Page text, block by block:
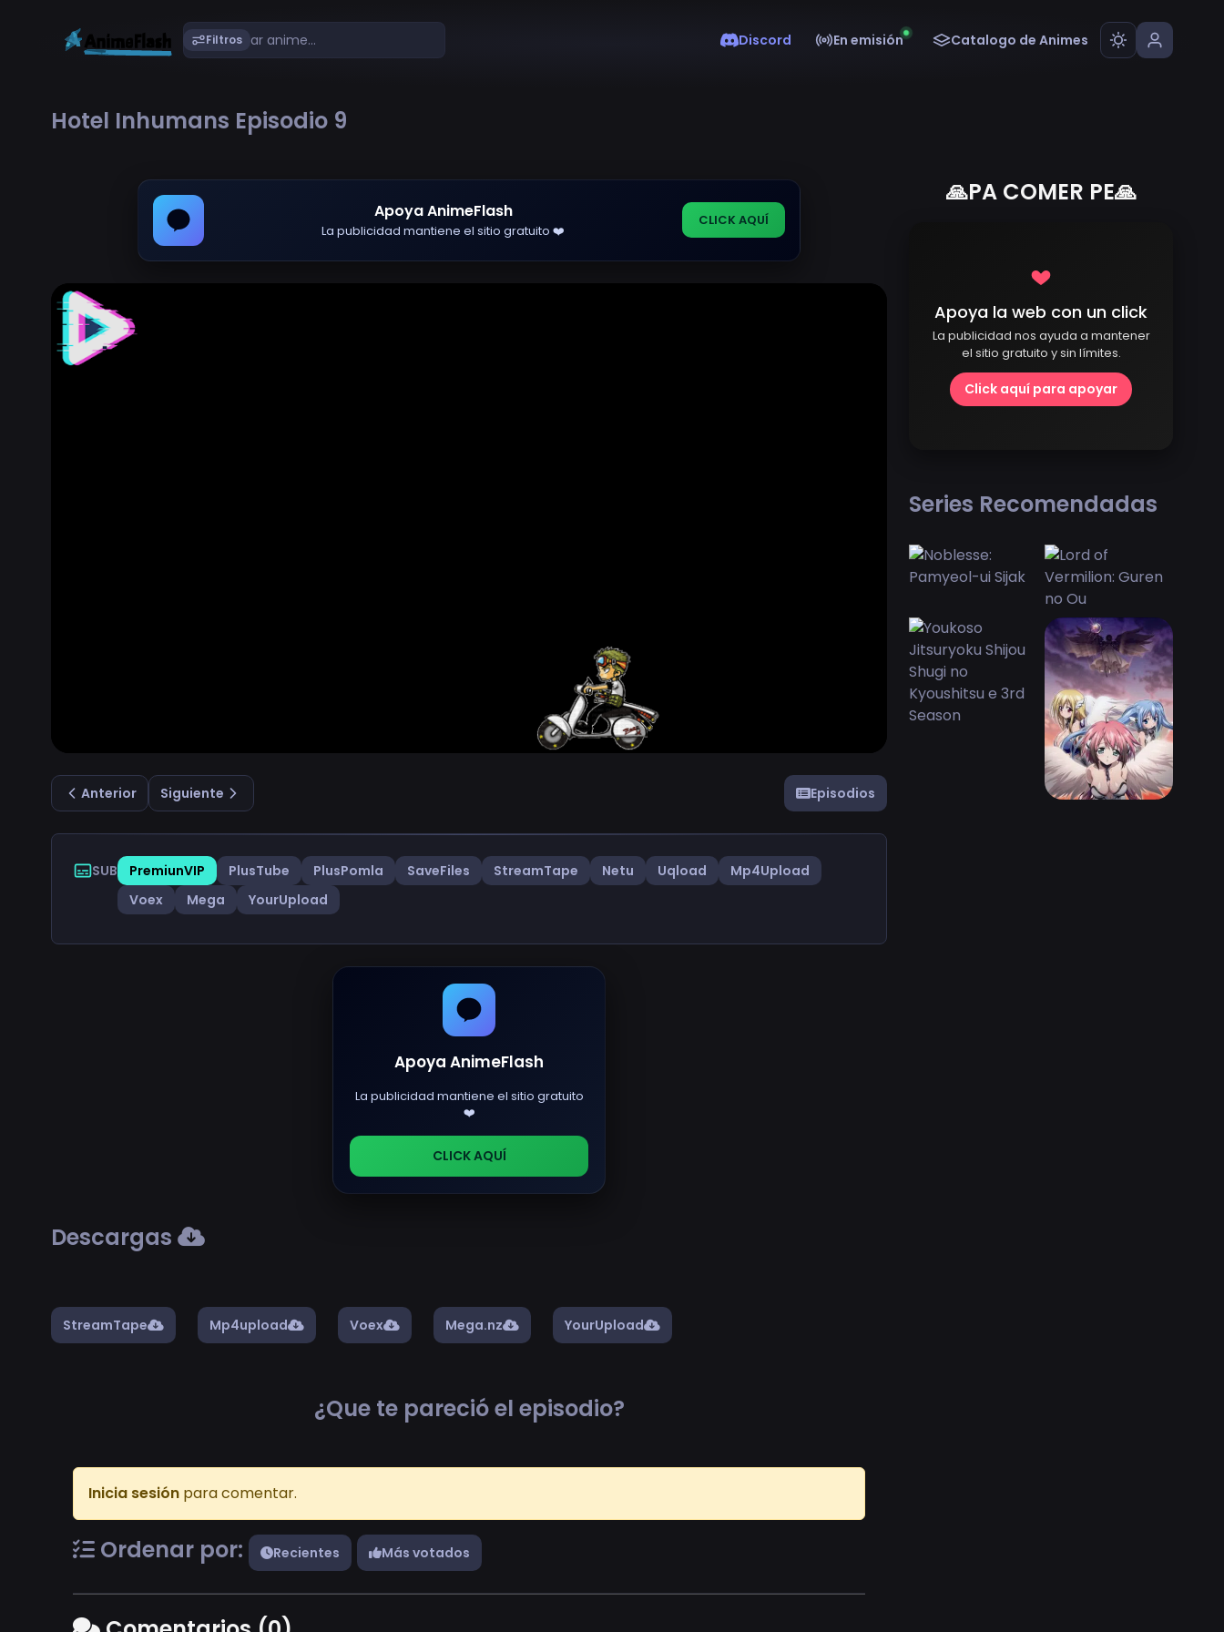
Filtros Discord En emisión Catalogo de Animes
Hotel Inhumans Episodio 9
Apoya AnimeFlash
La publicidad mantiene el sitio gratuito ❤️
CLICK AQUÍ
Anterior Siguiente Episodios
SUB PremiunVIP PlusTube PlusPomla SaveFiles StreamTape Netu Uqload
Mp4Upload
Voex
Mega YourUpload
Apoya AnimeFlash
La publicidad mantiene el sitio gratuito
❤️
CLICK AQUÍ
Descargas
StreamTape Mp4upload Voex Mega.nz YourUpload
¿Que te pareció el episodio?
Inicia sesión para comentar.
Ordenar por: Recientes Más votados
🙏PA COMER PE🙏
Apoya la web con un click
La publicidad nos ayuda a mantener
el sitio gratuito y sin límites.
Click aquí para apoyar
Series Recomendadas